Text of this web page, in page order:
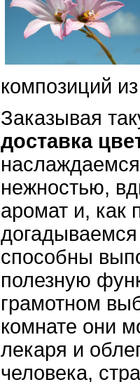
композиций
Заказывая
доставка
нежностью,
аромат и, как
способны
полезную
грамотном
комнате они
лекаря и
человека,